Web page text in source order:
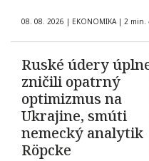
08. 08. 2026 | EKONOMIKA | 2 min.
Ruské údery
zničili opatrný
optimizmus na
Ukrajine, smúti
nemecký analytik
Röpcke